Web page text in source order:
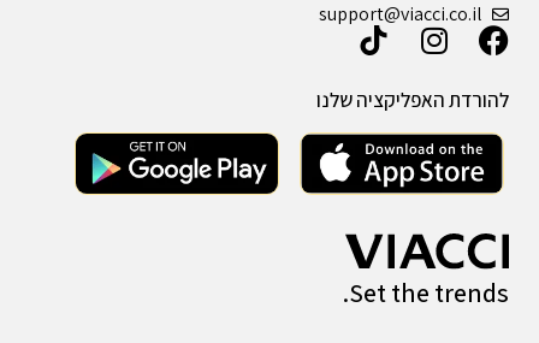
support@viacci.co.il
להורדת האפליקציה שלנו
Set the trends.